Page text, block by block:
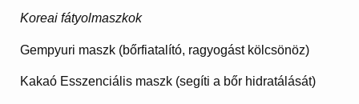
Koreai fátyolmaszkok
Gempyuri maszk (bőrfiatalító, ragyogást kölcsönöz)
Kakaó Esszenciális maszk (segíti a bőr hidratálását)